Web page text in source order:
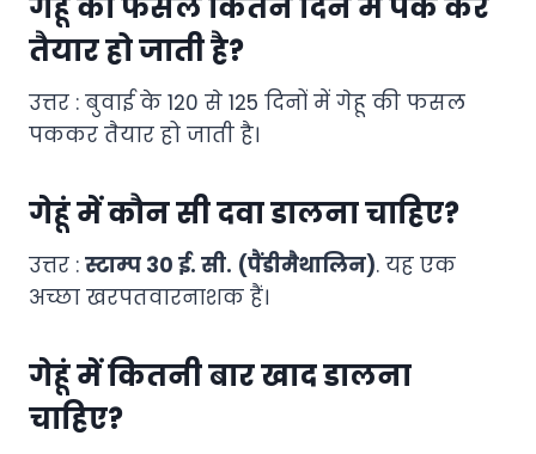
तैयार हो जाती है?
उत्तर : बुवाई के 120 से 125 दिनों में गेहू की फसल
पककर तैयार हो जाती है।
गेहूं में कौन सी दवा डालना चाहिए?
उत्तर : स्टाम्प 30 ई. सी. (पैंडीमैथालिन). यह एक
अच्छा खरपतवारनाशक हैं।
गेहूं में कितनी बार खाद डालना
चाहिए?